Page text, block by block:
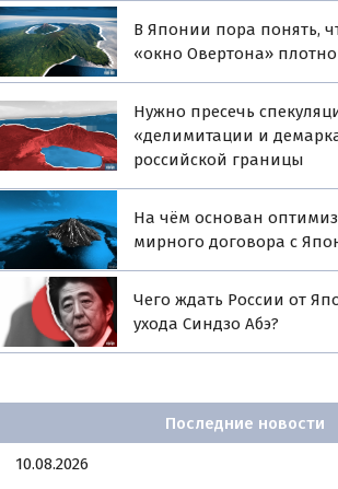
В Японии пора понять,
«окно Овертона»
Нужно пресечь
«делимитации и
российской границы
На чём основан
мирного договора с
Чего ждать России от
ухода Синдзо Абэ?
Последние новости
10.08.2026